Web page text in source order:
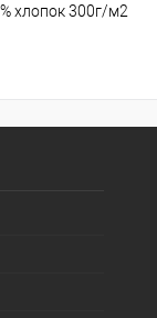
хлопок 300г/м2